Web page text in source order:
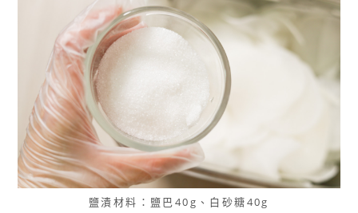
鹽漬材料：鹽巴40g、白砂糖40g